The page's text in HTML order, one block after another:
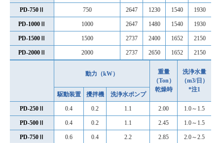
PD-750Ⅱ 750 2647 1230 1540 1930
PD-1000Ⅱ 1000 2647 1480 1540 1930
PD-1500Ⅱ 1500 2737 2400 1652 2150
PD-2000Ⅱ 2000 2737 2650 1652 2150
動力（kW）
重量
（Ton）
乾燥時
洗浄水量
（m3/日）
*注1
駆動装置 攪拌機 洗浄水ポンプ
PD-250Ⅱ 0.4 0.2 1.1 2.00 1.0～1.5
PD-500Ⅱ 0.4 0.2 1.1 2.45 1.0～1.5
PD-750Ⅱ 0.6 0.4 2.2 2.85 2.0～2.5